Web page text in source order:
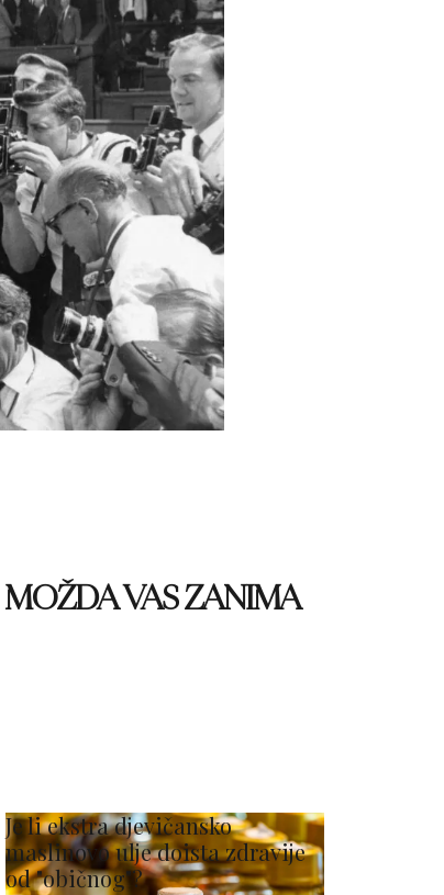
MOŽDA VAS ZANIMA
Je li ekstra djevičansko
maslinovo ulje doista zdravije
od "običnog"?